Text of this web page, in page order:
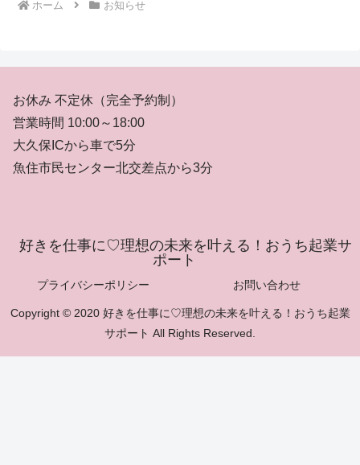
ホーム お知らせ
お休み 不定休（完全予約制）
営業時間 10:00～18:00
大久保ICから車で5分
魚住市民センター北交差点から3分
好きを仕事に♡理想の未来を叶える！おうち起業サ
ポート
プライバシーポリシー お問い合わせ
Copyright © 2020 好きを仕事に♡理想の未来を叶える！おうち起業
サポート All Rights Reserved.